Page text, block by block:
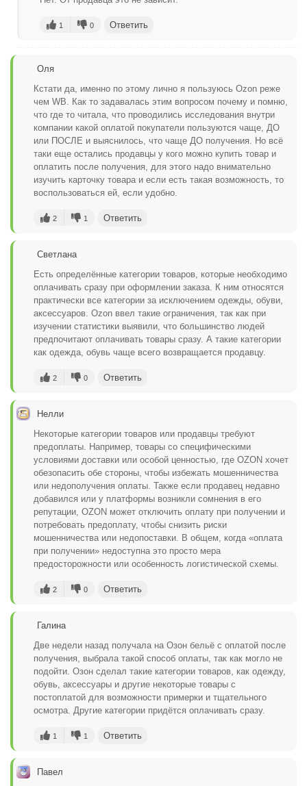
1 0 Ответить
Оля
Кстати да, именно по этому лично я пользуюсь Ozon реже
чем WB. Как то задавалась этим вопросом почему и помню,
что где то читала, что проводились исследования внутри
компании какой оплатой покупатели пользуются чаще, ДО
или ПОСЛЕ и выяснилось, что чаще ДО получения. Но всё
таки еще остались продавцы у кого можно купить товар и
оплатить после получения, для этого надо внимательно
изучить карточку товара и если есть такая возможность, то
воспользоваться ей, если удобно.
2 1 Ответить
Светлана
Есть определённые категории товаров, которые необходимо
оплачивать сразу при оформлении заказа. К ним относятся
практически все категории за исключением одежды, обуви,
аксессуаров. Ozon ввел такие ограничения, так как при
изучении статистики выявили, что большинство людей
предпочитают оплачивать товары сразу. А такие категории
как одежда, обувь чаще всего возвращается продавцу.
2 0 Ответить
Нелли
Некоторые категории товаров или продавцы требуют
предоплаты. Например, товары со специфическими
условиями доставки или особой ценностью, где OZON хочет
обезопасить обе стороны, чтобы избежать мошенничества
или недополучения оплаты. Также если продавец недавно
добавился или у платформы возникли сомнения в его
репутации, OZON может отключить оплату при получении и
потребовать предоплату, чтобы снизить риски
мошенничества или недопоставки. В общем, когда «оплата
при получении» недоступна это просто мера
предосторожности или особенность логистической схемы.
2 0 Ответить
Галина
Две недели назад получала на Озон бельё с оплатой после
получения, выбрала такой способ оплаты, так как могло не
подойти. Озон сделал такие категории товаров, как одежду,
обувь, аксессуары и другие некоторые товары с
постоплатой для возможности примерки и тщательного
осмотра. Другие категории придётся оплачивать сразу.
1 1 Ответить
Павел